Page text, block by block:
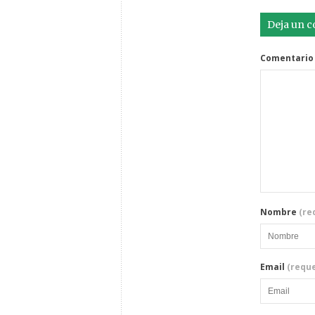
Deja un
Comentario
Nombre
Email